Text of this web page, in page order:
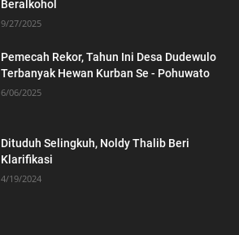
Beralkohol
9/27/2025
Pemecah Rekor, Tahun Ini Desa Dudewulo
Terbanyak Hewan Kurban Se - Pohuwato
6/06/2025
Dituduh Selingkuh, Noldy Thalib Beri
Klarifikasi
4/19/2024